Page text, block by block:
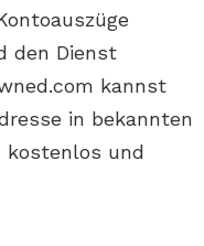
den Dienst
kannst
in bekannten
und